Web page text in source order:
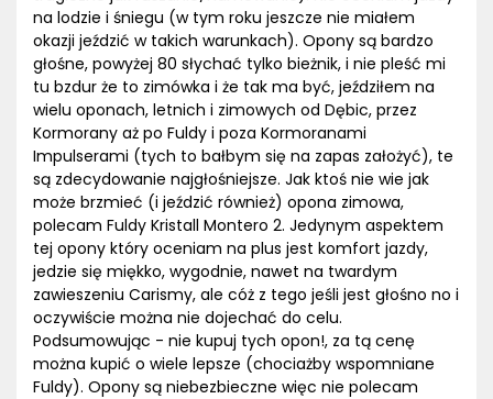
na lodzie i śniegu (w tym roku jeszcze nie miałem
okazji jeździć w takich warunkach). Opony są bardzo
głośne, powyżej 80 słychać tylko bieżnik, i nie pleść mi
tu bzdur że to zimówka i że tak ma być, jeździłem na
wielu oponach, letnich i zimowych od Dębic, przez
Kormorany aż po Fuldy i poza Kormoranami
Impulserami (tych to bałbym się na zapas założyć), te
są zdecydowanie najgłośniejsze. Jak ktoś nie wie jak
może brzmieć (i jeździć również) opona zimowa,
polecam Fuldy Kristall Montero 2. Jedynym aspektem
tej opony który oceniam na plus jest komfort jazdy,
jedzie się miękko, wygodnie, nawet na twardym
zawieszeniu Carismy, ale cóż z tego jeśli jest głośno no i
oczywiście można nie dojechać do celu.
Podsumowując - nie kupuj tych opon!, za tą cenę
można kupić o wiele lepsze (chociażby wspomniane
Fuldy). Opony są niebezbieczne więc nie polecam